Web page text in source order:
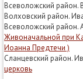
Всеволожский район.
Волховский район.
Всеволожский район.
Живоначальной при
Иоанна Предтечи )
Сланцевский район.
церковь